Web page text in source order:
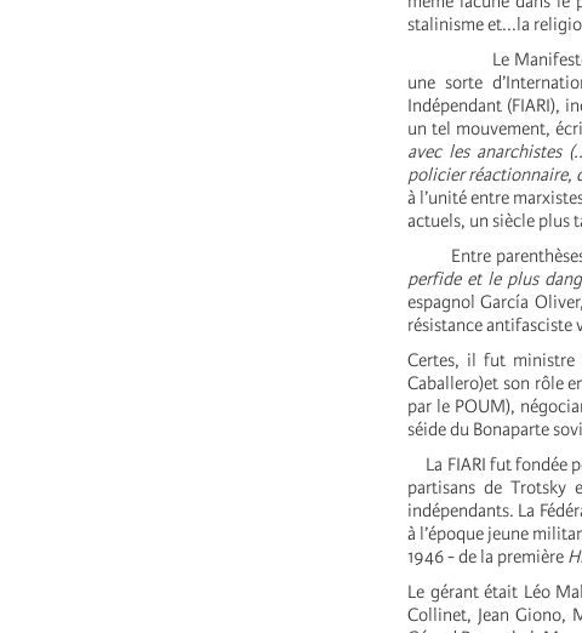
stalinisme et...la
Le Manifeste se
une sorte
Indépendant (FIARI),
un tel mouvement,
avec les anarchistes
policier réactionnaire,
à l’unité entre
actuels, un siècle plus
Entre parenthèses
perfide et le plus
espagnol García
résistance antifasciste
Certes, il fut ministre
Caballero)et son rôle
par le POUM),
séide du Bonaparte
La FIARI fut fondée
partisans de Trotsky
indépendants. La
à l’époque jeune
1946 - de la première
Le gérant était Léo
Collinet, Jean Giono,